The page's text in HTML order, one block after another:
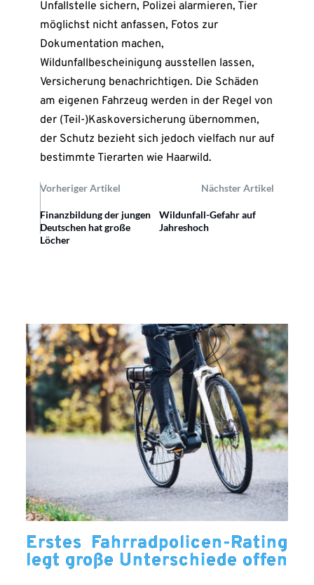
Erstes Fahrradpolicen-Rating
legt große Unterschiede offen
Unfallstelle sichern, Polizei alarmieren, Tier
möglichst nicht anfassen, Fotos zur
Dokumentation machen,
Wildunfallbescheinigung ausstellen lassen,
Versicherung benachrichtigen. Die Schäden
am eigenen Fahrzeug werden in der Regel von
der (Teil-)Kaskoversicherung übernommen,
der Schutz bezieht sich jedoch vielfach nur auf
bestimmte Tierarten wie Haarwild.
Vorheriger Artikel Nächster Artikel
Finanzbildung der jungen
Deutschen hat große
Löcher
Wildunfall-Gefahr auf
Jahreshoch